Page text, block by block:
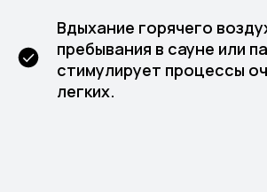
Вдыхание горячего
пребывания в сауне или
стимулирует процессы
легких.